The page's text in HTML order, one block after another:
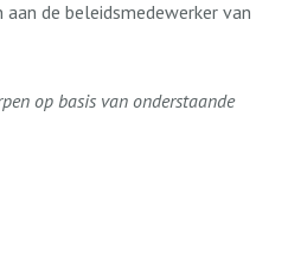
de beleidsmedewerker van
op basis van onderstaande